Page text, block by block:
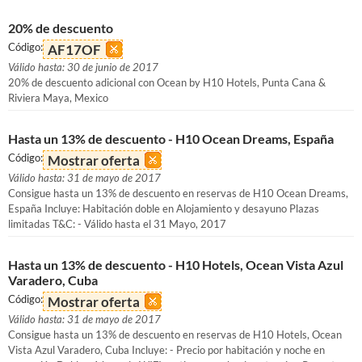
20% de descuento
Código: AF17OF
Válido hasta: 30 de junio de 2017
20% de descuento adicional con Ocean by H10 Hotels, Punta Cana &
Riviera Maya, Mexico
Hasta un 13% de descuento - H10 Ocean Dreams, España
Código: Mostrar oferta
Válido hasta: 31 de mayo de 2017
Consigue hasta un 13% de descuento en reservas de H10 Ocean Dreams,
España Incluye: Habitación doble en Alojamiento y desayuno Plazas
limitadas T&C: - Válido hasta el 31 Mayo, 2017
Hasta un 13% de descuento - H10 Hotels, Ocean Vista Azul
Varadero, Cuba
Código: Mostrar oferta
Válido hasta: 31 de mayo de 2017
Consigue hasta un 13% de descuento en reservas de H10 Hotels, Ocean
Vista Azul Varadero, Cuba Incluye: - Precio por habitación y noche en